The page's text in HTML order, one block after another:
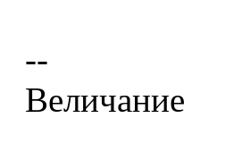
--
Величание